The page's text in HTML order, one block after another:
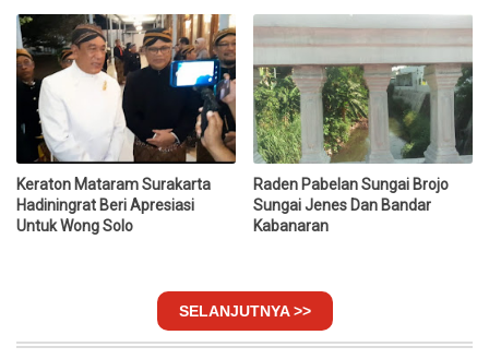
Keraton Mataram Surakarta
Hadiningrat Beri Apresiasi
Untuk Wong Solo
Raden Pabelan Sungai Brojo
Sungai Jenes Dan Bandar
Kabanaran
SELANJUTNYA >>